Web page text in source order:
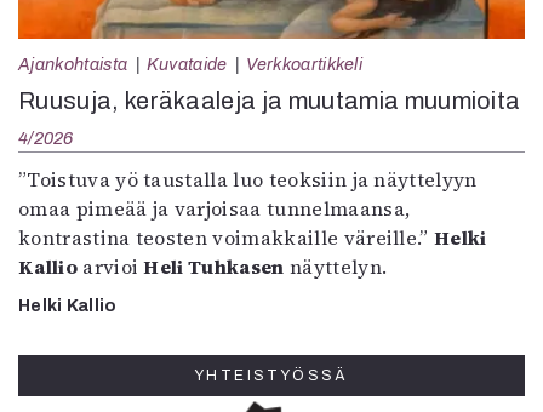
Ajankohtaista Kuvataide Verkkoartikkeli
Ruusuja, keräkaaleja ja muutamia muumioita
4/2026
”Toistuva yö taustalla luo teoksiin ja näyttelyyn
omaa pimeää ja varjoisaa tunnelmaansa,
kontrastina teosten voimakkaille väreille.”Helki
KallioarvioiHeli Tuhkasen näyttelyn.
Helki Kallio
YHTEISTYÖSSÄ